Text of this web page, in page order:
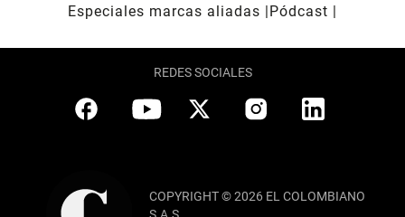
Especiales marcas aliadas
Pódcast
REDES SOCIALES
COPYRIGHT © 2026 EL COLOMBIANO
S.A.S